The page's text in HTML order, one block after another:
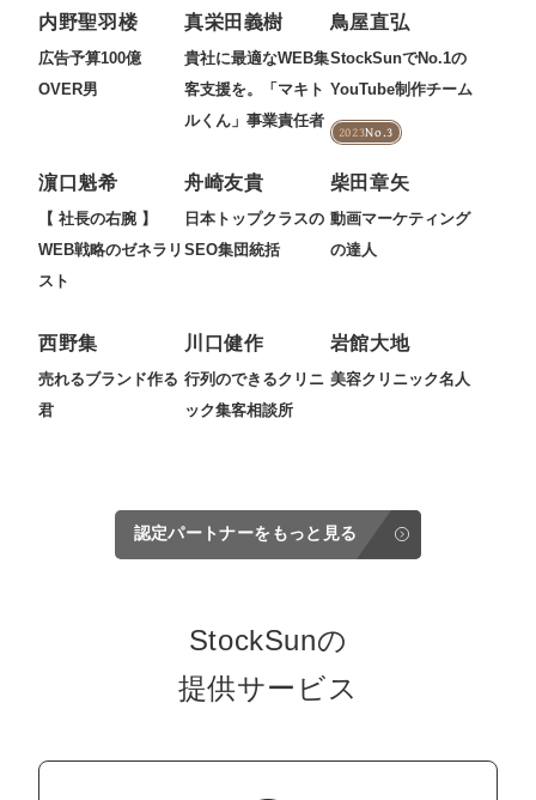
内野聖羽楼
広告予算100億
OVER男
真栄田義樹
貴社に最適なWEB集
客支援を。「マキト
ルくん」事業責任者
鳥屋直弘
StockSunでNo.1の
YouTube制作チーム
2023No.3
濵口魁希
【 社長の右腕 】
WEB戦略のゼネラリ
スト
舟崎友貴
日本トップクラスの
SEO集団統括
柴田章矢
動画マーケティング
の達人
西野集
売れるブランド作る
君
川口健作
行列のできるクリニ
ック集客相談所
岩館大地
美容クリニック名人
認定パートナーをもっと見る
StockSunの
提供サービス